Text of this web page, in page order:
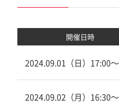
開催日時
2024.09.01（日）17:00〜
2024.09.02（月）16:30〜